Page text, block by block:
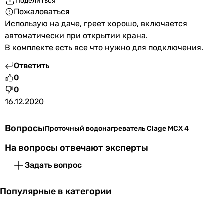
Пожаловаться
Использую на даче, греет хорошо, включается
автоматически при открытии крана.
В комплекте есть все что нужно для подключения.
Ответить
0
0
16.12.2020
ВопросыПроточный водонагреватель Clage MCX 4
На вопросы отвечают эксперты
Задать вопрос
Популярные в категории